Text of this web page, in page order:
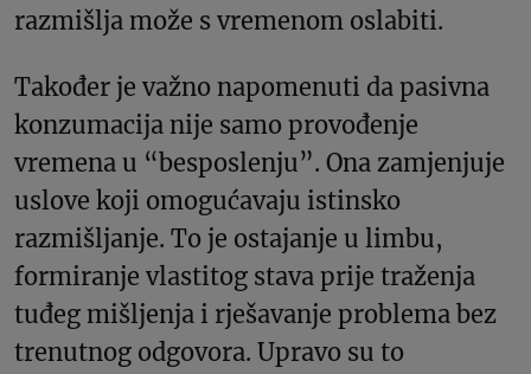
razmišlja može s vremenom oslabiti.
Također je važno napomenuti da pasivna
konzumacija nije samo provođenje
vremena u “besposlenju”. Ona zamjenjuje
uslove koji omogućavaju istinsko
razmišljanje. To je ostajanje u limbu,
formiranje vlastitog stava prije traženja
tuđeg mišljenja i rješavanje problema bez
trenutnog odgovora. Upravo su to